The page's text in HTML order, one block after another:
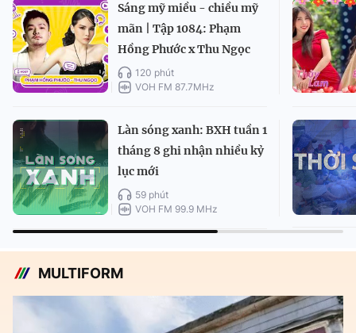
Sáng mỹ miều - chiều mỹ
mãn | Tập 1084: Phạm
Hồng Phước x Thu Ngọc
120 phút
VOH FM 87.7MHz
Làn sóng xanh: BXH tuần 1
tháng 8 ghi nhận nhiều kỷ
lục mới
59 phút
VOH FM 99.9 MHz
MULTIFORM